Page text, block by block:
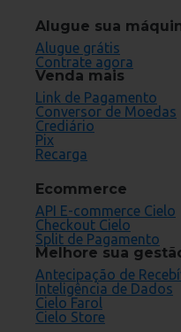
Alugue sua
Alugue grátis
Contrate agora
Venda mais
Link de Pagamento
Conversor de Moedas
Crediário
Pix
Recarga
Ecommerce
API E-commerce Cielo
Checkout Cielo
Split de Pagamento
Melhore sua
Antecipação de
Inteligência de Dados
Cielo Farol
Cielo Store